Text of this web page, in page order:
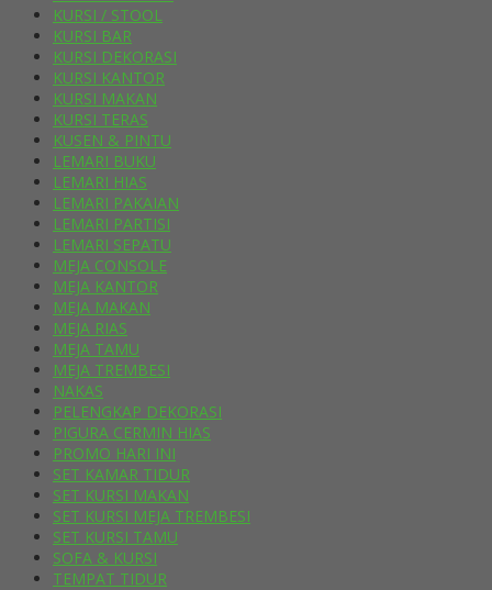
KURSI / STOOL
KURSI BAR
KURSI DEKORASI
KURSI KANTOR
KURSI MAKAN
KURSI TERAS
KUSEN & PINTU
LEMARI BUKU
LEMARI HIAS
LEMARI PAKAIAN
LEMARI PARTISI
LEMARI SEPATU
MEJA CONSOLE
MEJA KANTOR
MEJA MAKAN
MEJA RIAS
MEJA TAMU
MEJA TREMBESI
NAKAS
PELENGKAP DEKORASI
PIGURA CERMIN HIAS
PROMO HARI INI
SET KAMAR TIDUR
SET KURSI MAKAN
SET KURSI MEJA TREMBESI
SET KURSI TAMU
SOFA & KURSI
TEMPAT TIDUR